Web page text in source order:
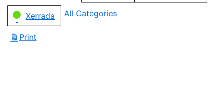
Xerrada All Categories
Print